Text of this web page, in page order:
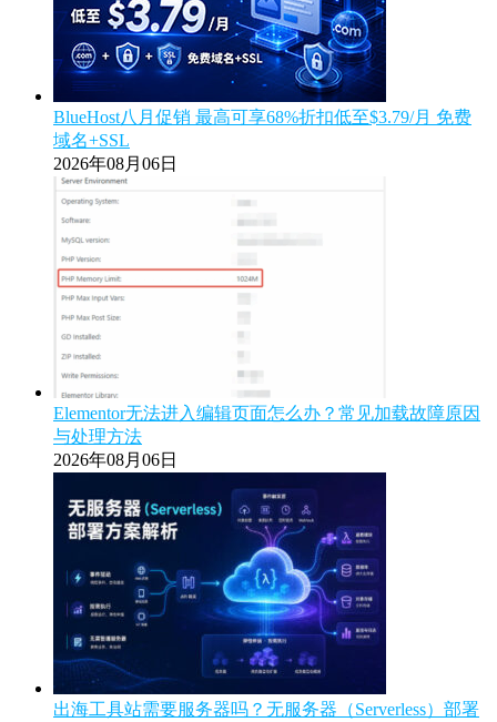
BlueHost八月促销 最高可享68%折扣低至$3.79/月 免费
域名+SSL
2026年08月06日
Elementor无法进入编辑页面怎么办？常见加载故障原因
与处理方法
2026年08月06日
出海工具站需要服务器吗？无服务器（Serverless）部署